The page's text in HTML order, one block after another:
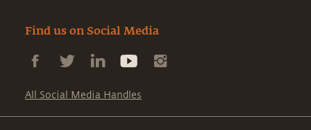
Find us on Social Media
All Social Media Handles